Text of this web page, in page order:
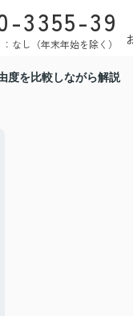
3355-39
なし（年末年始を除く）
度を比較しながら解説